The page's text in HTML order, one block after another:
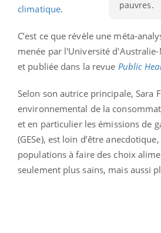
pauvres.
climatique.
C’est ce que révèle une méta-
menée par l'Université
et publiée dans la revue Public
Selon son autrice principale, Sara
environnemental de la
et en particulier les émissions de
(GESe), est loin d’être
populations à faire des choix
seulement plus sains, mais aussi